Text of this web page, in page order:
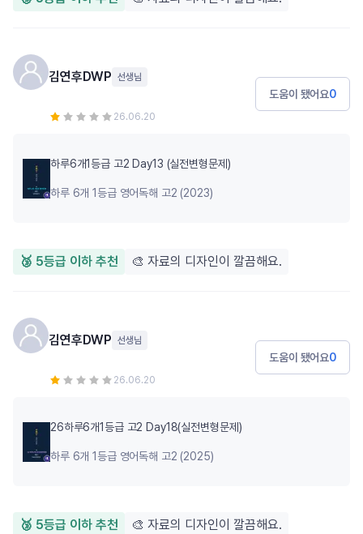
김연후DWP 선생님
26.06.20
도움이 됐어요0
하루6개1등급 고2 Day13 (실전변형문제)
하루 6개 1등급 영어독해 고2 (2023)
🥉 5등급 이하 추천 🎨 자료의 디자인이 깔끔해요.
김연후DWP 선생님
26.06.20
도움이 됐어요0
26하루6개1등급 고2 Day18(실전변형문제)
하루 6개 1등급 영어독해 고2 (2025)
🥉 5등급 이하 추천 🎨 자료의 디자인이 깔끔해요.